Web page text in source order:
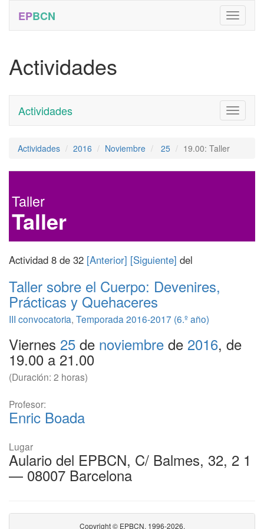
EPBCN
Actividades
Toggle
Actividades
Actividades 2016 Noviembre 25 19.00: Taller
Taller
Taller
Actividad 8 de 32 [Anterior] [Siguiente] del
Taller sobre el Cuerpo: Devenires,
Prácticas y Quehaceres
III convocatoria, Temporada 2016-2017 (6.º año)
Viernes 25 de noviembre de 2016, de
19.00 a 21.00
(Duración: 2 horas)
Profesor:
Enric Boada
Lugar
Aulario del EPBCN, C/ Balmes, 32, 2 1
— 08007 Barcelona
Copyright © EPBCN, 1996-2026.